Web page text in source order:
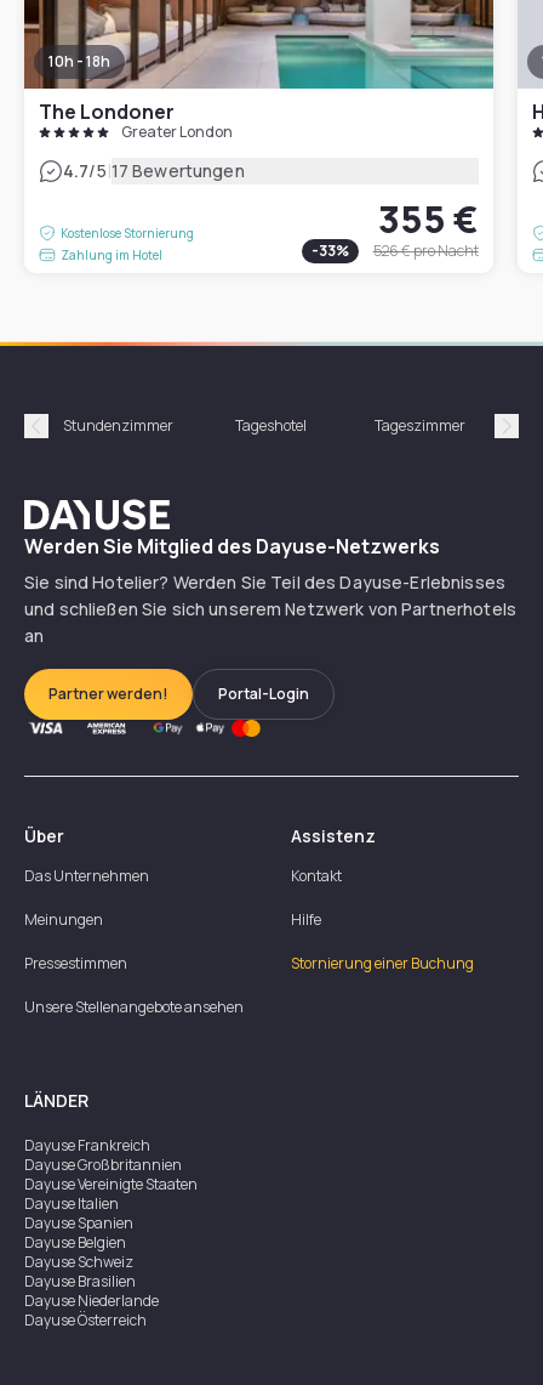
10h - 18h
The Londoner
Greater London
4.7/5|17 Bewertungen
Kostenlose Stornierung
Zahlung im Hotel
355 €
-33% 526 €pro Nacht
Précédent
Stundenzimmer Tageshotel Tageszimmer
Dayuse
Werden Sie Mitglied des Dayuse-Netzwerks
Sie sind Hotelier? Werden Sie Teil des Dayuse-Erlebnisses
und schließen Sie sich unserem Netzwerk von Partnerhotels
an
Partner werden! Portal-Login
Über
Das Unternehmen
Meinungen
Pressestimmen
Unsere Stellenangebote ansehen
Assistenz
Kontakt
Hilfe
Stornierung einer Buchung
LÄNDER
DayuseFrankreich
DayuseGroßbritannien
DayuseVereinigte Staaten
DayuseItalien
DayuseSpanien
DayuseBelgien
DayuseSchweiz
DayuseBrasilien
DayuseNiederlande
DayuseÖsterreich